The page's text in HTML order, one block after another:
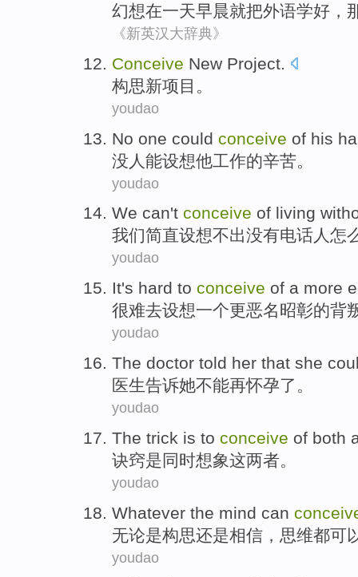
幻想在一天早晨就把外语学好 ，
《新英汉大辞典》
Conceive New Project.
构思新项目 。
youdao
No one could conceive of his
没 人 能设想他工作的辛苦。
youdao
We can't conceive of living
我们简直设想不出没有电话人怎
youdao
It's hard to conceive of a more
很难去设想一个更恶名昭彰的背
youdao
The doctor told her that she
医生告诉她不能再怀孕了。
youdao
The trick is to conceive of both
诀窍是同时想象这两者。
youdao
Whatever the mind can
无论是构思还是相信 ， 思维都可
youdao